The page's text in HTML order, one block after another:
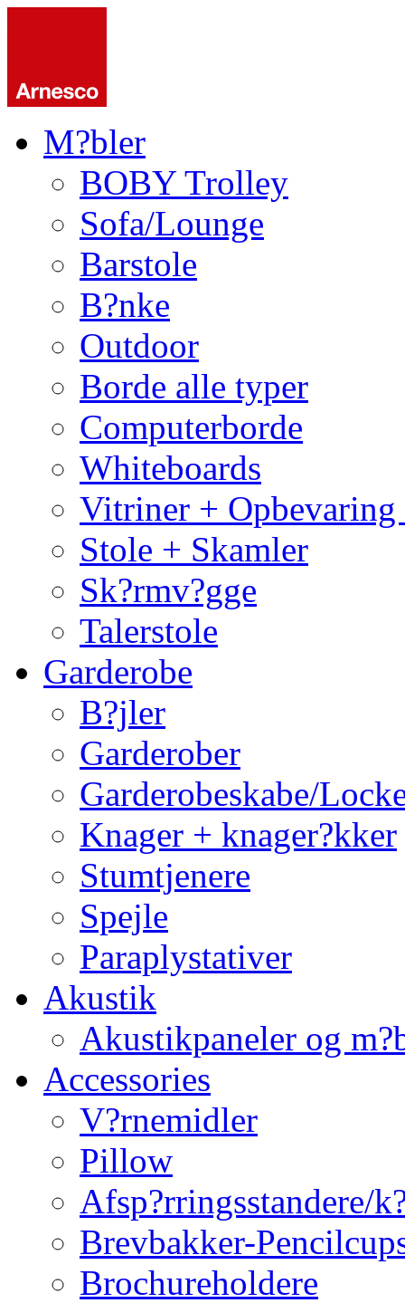
M?bler
BOBY Trolley
Sofa/Lounge
Barstole
B?nke
Outdoor
Borde alle typer
Computerborde
Whiteboards
Vitriner +
Stole + Skamler
Sk?rmv?gge
Talerstole
Garderobe
B?jler
Garderober
Garderobeskabe/
Knager + knager?kker
Stumtjenere
Spejle
Paraplystativer
Akustik
Akustikpaneler og
Accessories
V?rnemidler
Pillow
Afsp?rringsstandere/
Brevbakker-
Brochureholdere